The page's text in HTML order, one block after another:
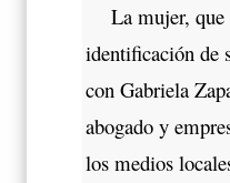
La mujer, que
identificación de
con Gabriela
abogado y
los medios